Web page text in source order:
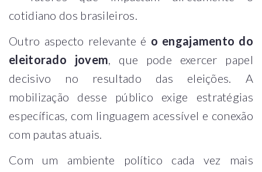
cotidiano dos brasileiros.
Outro aspecto relevante é o engajamento do
eleitorado jovem , que pode exercer papel
decisivo no resultado das eleições. A
mobilização desse público exige estratégias
específicas, com linguagem acessível e conexão
com pautas atuais.
Com um ambiente político cada vez mais